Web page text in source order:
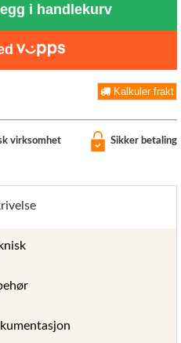
i handlekurv
Kalkuler frakt
virksomhet Sikker betaling